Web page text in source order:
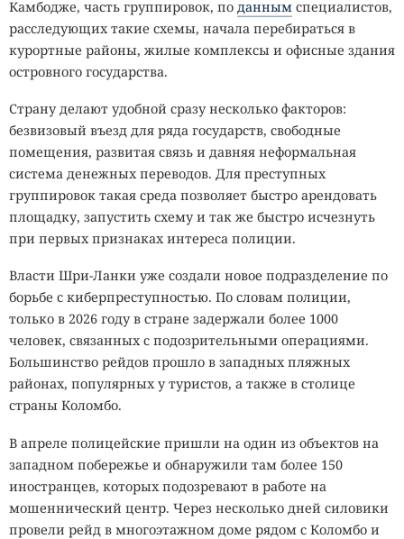
Камбодже, часть группировок, по данным специалистов,
расследующих такие схемы, начала перебираться в
курортные районы, жилые комплексы и офисные здания
островного государства.
Страну делают удобной сразу несколько факторов:
безвизовый въезд для ряда государств, свободные
помещения, развитая связь и давняя неформальная
система денежных переводов. Для преступных
группировок такая среда позволяет быстро арендовать
площадку, запустить схему и так же быстро исчезнуть
при первых признаках интереса полиции.
Власти Шри-Ланки уже создали новое подразделение по
борьбе с киберпреступностью. По словам полиции,
только в 2026 году в стране задержали более 1000
человек, связанных с подозрительными операциями.
Большинство рейдов прошло в западных пляжных
районах, популярных у туристов, а также в столице
страны Коломбо.
В апреле полицейские пришли на один из объектов на
западном побережье и обнаружили там более 150
иностранцев, которых подозревают в работе на
мошеннический центр. Через несколько дней силовики
провели рейд в многоэтажном доме рядом с Коломбо и